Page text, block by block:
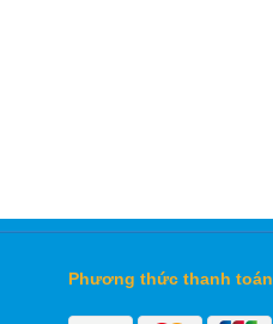
Phương thức thanh toán